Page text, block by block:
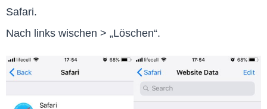
Safari.
Nach links wischen > „Löschen“.